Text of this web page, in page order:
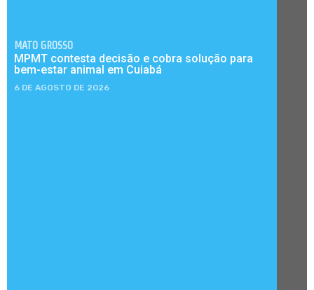
MATO GROSSO
MPMT contesta decisão e cobra solução para
bem-estar animal em Cuiabá
6 DE AGOSTO DE 2026